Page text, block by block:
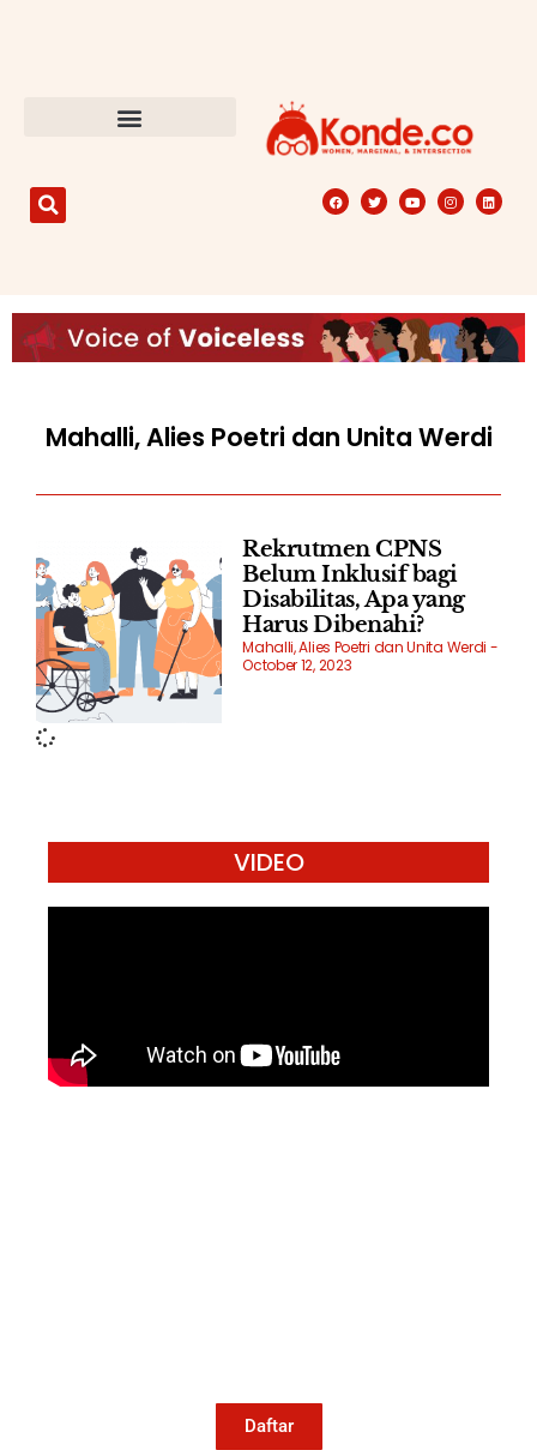
Mahalli, Alies Poetri dan Unita Werdi
Rekrutmen CPNS
Belum Inklusif bagi
Disabilitas, Apa yang
Harus Dibenahi?
Mahalli, Alies Poetri dan Unita Werdi
October 12, 2023
VIDEO
Daftar